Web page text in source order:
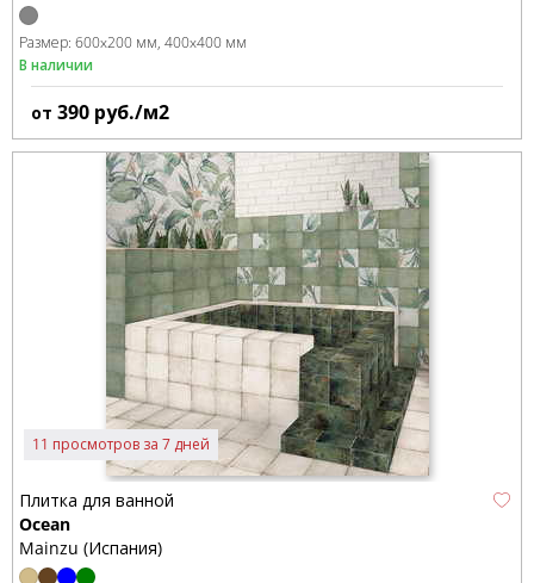
Размер: 600x200 мм 400x400 мм
В наличии
от 390 руб./м2
11 просмотров за 7 дней
Плитка для ванной
Ocean
Mainzu (Испания)